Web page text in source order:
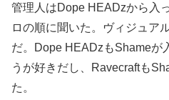
管理人はDope HEADzから入
ロの順に聞いた。ヴィジュア
だ。Dope HEADzもShameが
うが好きだし、Ravecraftも
た。